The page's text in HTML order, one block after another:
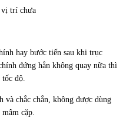
vị trí chưa
hay bước tiến sau khi trục
đứng hẳn không quay nữa thì
tốc độ.
và chắc chắn, không được dùng
cặp.